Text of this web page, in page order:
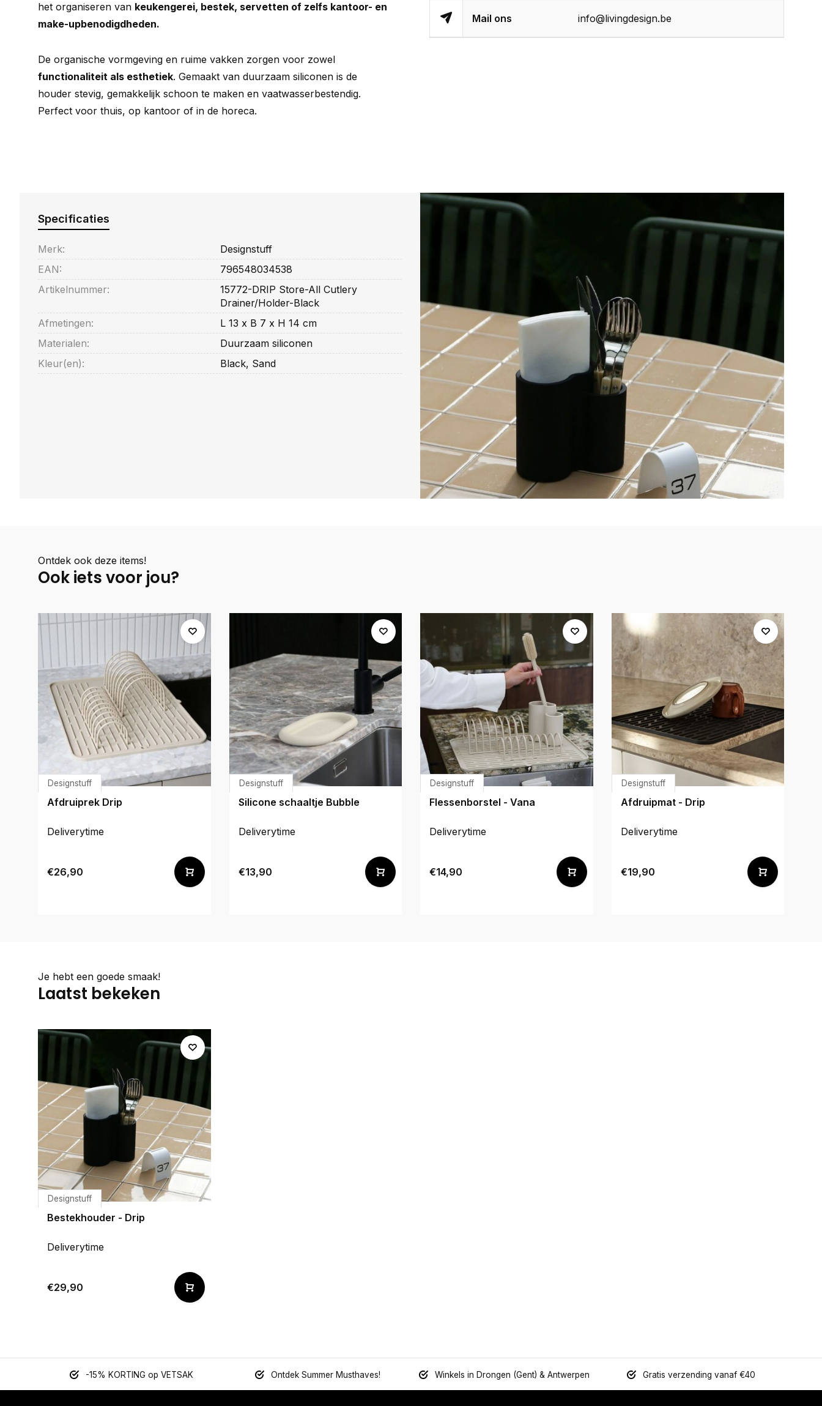
het organiseren van keukengerei, bestek, servetten of zelfs kantoor- en
make-upbenodigdheden.
De organische vormgeving en ruime vakken zorgen voor zowel
functionaliteit als esthetiek. Gemaakt van duurzaam siliconen is de
houder stevig, gemakkelijk schoon te maken en vaatwasserbestendig.
Perfect voor thuis, op kantoor of in de horeca.
Mail ons info@livingdesign.be
Specificaties
Merk:
Designstuff
EAN:
796548034538
Artikelnummer:
15772-DRIP Store-All Cutlery
Drainer/Holder-Black
Afmetingen:
L 13 x B 7 x H 14 cm
Materialen:
Duurzaam siliconen
Kleur(en):
Black, Sand
Ontdek ook deze items!
Ook iets voor jou?
Designstuff
Afdruiprek Drip
Deliverytime
€26,90
Designstuff
Silicone schaaltje Bubble
Deliverytime
€13,90
Designstuff
Flessenborstel - Vana
Deliverytime
€14,90
Designstuff
Afdruipmat - Drip
Deliverytime
€19,90
Je hebt een goede smaak!
Laatst bekeken
Designstuff
Bestekhouder - Drip
Deliverytime
€29,90
-15% KORTING op VETSAK Ontdek Summer Musthaves! Winkels in Drongen (Gent) & Antwerpen Gratis verzending vanaf €40